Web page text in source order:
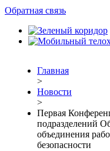
Обратная связь
Главная
>
Новости
>
Первая
подразделений
объединения
безопасности